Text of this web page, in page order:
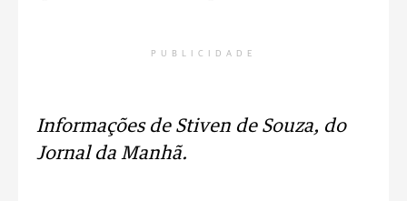
PUBLICIDADE
Informações de Stiven de Souza, do
Jornal da Manhã.